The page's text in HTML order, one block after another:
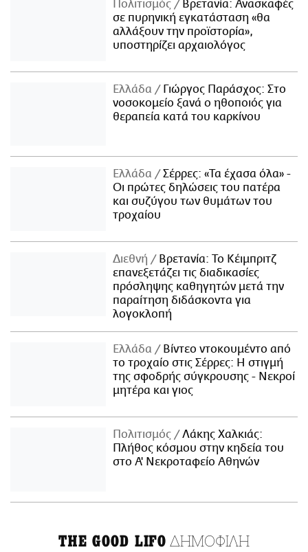
Πολιτισμός
Βρετανία: Ανασκαφές
σε πυρηνική εγκατάσταση «θα
αλλάξουν την προϊστορία»,
υποστηρίζει αρχαιολόγος
Ελλάδα
Γιώργος Παράσχος: Στο
νοσοκομείο ξανά ο ηθοποιός για
θεραπεία κατά του καρκίνου
Ελλάδα
Σέρρες: «Τα έχασα όλα» -
Οι πρώτες δηλώσεις του πατέρα
και συζύγου των θυμάτων του
τροχαίου
Διεθνή
Βρετανία: Το Κέιμπριτζ
επανεξετάζει τις διαδικασίες
πρόσληψης καθηγητών μετά την
παραίτηση διδάσκοντα για
λογοκλοπή
Ελλάδα
Βίντεο ντοκουμέντο από
το τροχαίο στις Σέρρες: Η στιγμή
της σφοδρής σύγκρουσης - Νεκροί
μητέρα και γιος
Πολιτισμός
Λάκης Χαλκιάς:
Πλήθος κόσμου στην κηδεία του
στο Α' Νεκροταφείο Αθηνών
THE GOOD LIFO ΔΗΜΟΦΙΛΗ